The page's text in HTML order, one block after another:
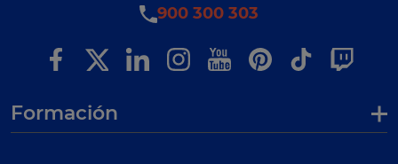
900 300 303
Formación